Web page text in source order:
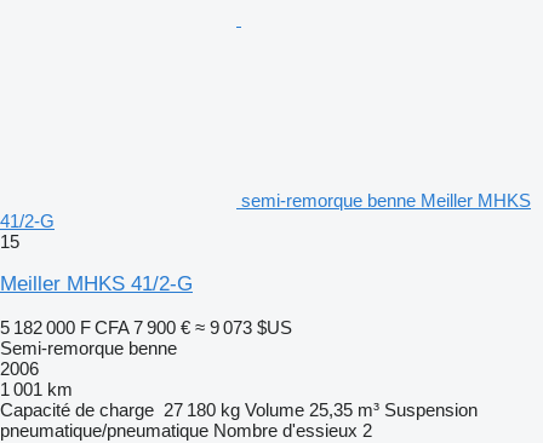
semi-remorque benne Meiller MHKS
41/2-G
15
Meiller MHKS 41/2-G
5 182 000 F CFA 7 900 € ≈ 9 073 $US
Semi-remorque benne
2006
1 001 km
Capacité de charge 27 180 kg Volume 25,35 m³ Suspension
pneumatique/pneumatique Nombre d'essieux 2